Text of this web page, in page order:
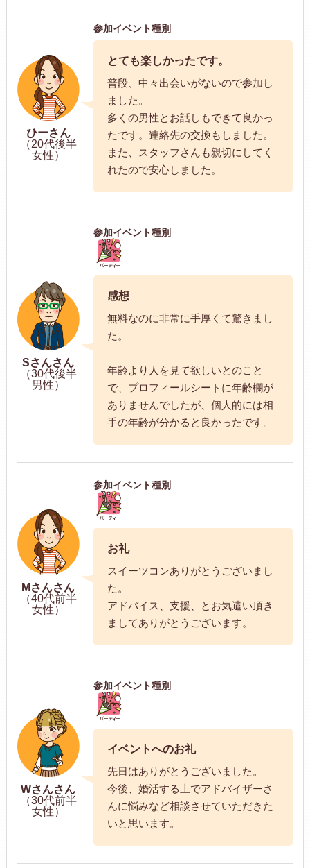
ひーさん
（20代後半
女性）
参加イベント種別
とても楽しかったです。
普段、中々出会いがないので参加し
ました。
多くの男性とお話しもできて良かっ
たです。連絡先の交換もしました。
また、スタッフさんも親切にしてく
れたので安心しました。
Sさんさん
（30代後半
男性）
参加イベント種別
感想
無料なのに非常に手厚くて驚きまし
た。
年齢より人を見て欲しいとのこと
で、プロフィールシートに年齢欄が
ありませんでしたが、個人的には相
手の年齢が分かると良かったです。
Mさんさん
（40代前半
女性）
参加イベント種別
お礼
スイーツコンありがとうございまし
た。
アドバイス、支援、とお気遣い頂き
ましてありがとうございます。
Wさんさん
（30代前半
女性）
参加イベント種別
イベントへのお礼
先日はありがとうございました。
今後、婚活する上でアドバイザーさ
んに悩みなど相談させていただきた
いと思います。